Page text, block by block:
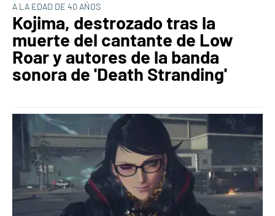
A LA EDAD DE 40 AÑOS
Kojima, destrozado tras la
muerte del cantante de Low
Roar y autores de la banda
sonora de 'Death Stranding'